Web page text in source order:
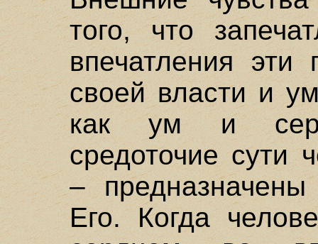
того, что
впечатления
своей власти и
как ум и
средоточие сути
–
Его. Когда